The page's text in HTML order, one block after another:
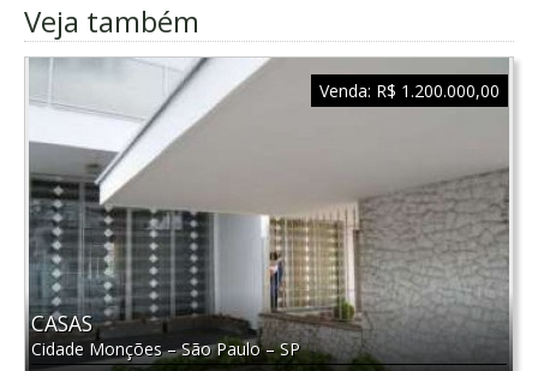
Veja também
CASAS
Cidade Monções–São Paulo–SP
Venda: R$ 1.200.000,00